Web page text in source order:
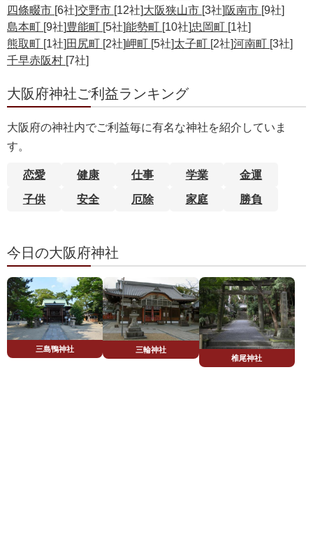
四條畷市 [6社]交野市 [12社]大阪狭山市 [3社] 阪南市 [9社]
島本町 [9社]豊能町 [5社]能勢町 [10社]忠岡町 [1社]
熊取町 [1社] 田尻町 [2社]岬町 [5社]太子町 [2社]河南町 [3社]
千早赤阪村 [7社]
大阪府神社ご利益ランキング
大阪府の神社内でご利益毎に有名な神社を紹介していま
す。
恋愛 健康 仕事 学業 金運
子供 安全 厄除 家庭 勝負
今日の大阪府神社
三島鴨神社
三輪神社
椎尾神社